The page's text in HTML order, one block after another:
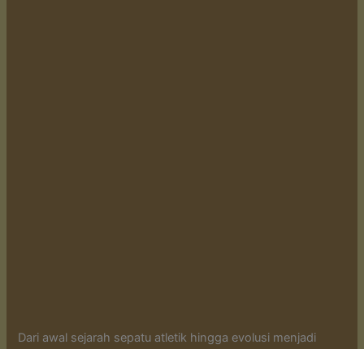
Dari awal sejarah sepatu atletik hingga evolusi menjadi